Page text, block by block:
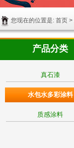
您现在的位置是: 首页 >
产品分类
真石漆
水包水多彩涂料
质感涂料